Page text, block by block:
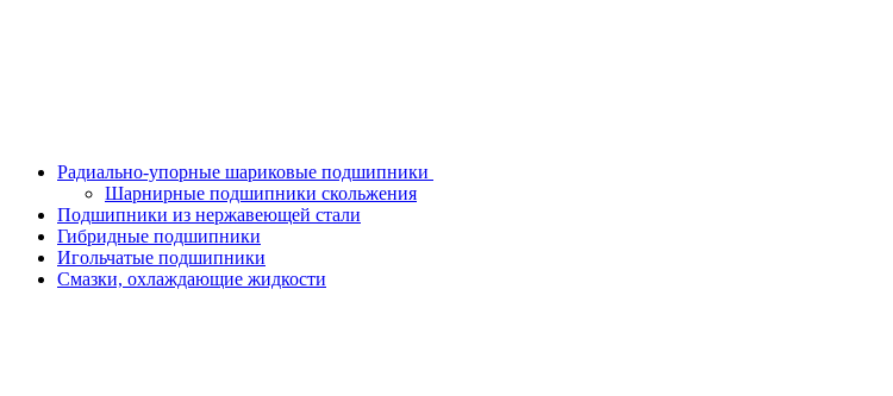
Радиально-упорные шариковые подшипники
Шарнирные подшипники скольжения
Подшипники из нержавеющей стали
Гибридные подшипники
Игольчатые подшипники
Смазки, охлаждающие жидкости